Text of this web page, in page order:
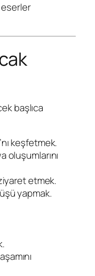
başlıca
keşfetmek.
oluşumlarını
etmek.
yapmak.